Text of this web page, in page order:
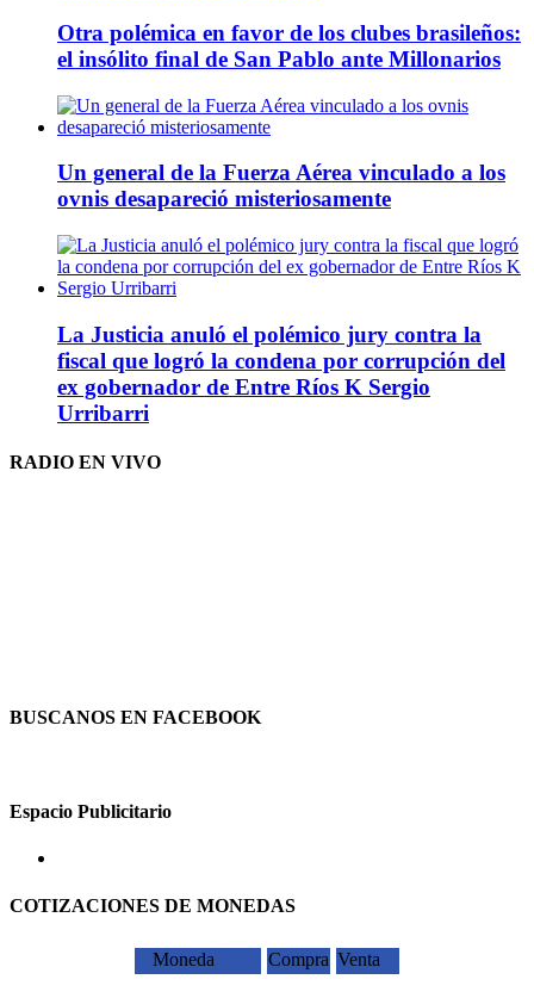
Otra polémica en favor de los clubes brasileños:
el insólito final de San Pablo ante Millonarios
Un general de la Fuerza Aérea vinculado a los
ovnis desapareció misteriosamente
La Justicia anuló el polémico jury contra la
fiscal que logró la condena por corrupción del
ex gobernador de Entre Ríos K Sergio
Urribarri
RADIO EN VIVO
BUSCANOS EN FACEBOOK
Espacio Publicitario
COTIZACIONES DE MONEDAS
Moneda Compra Venta